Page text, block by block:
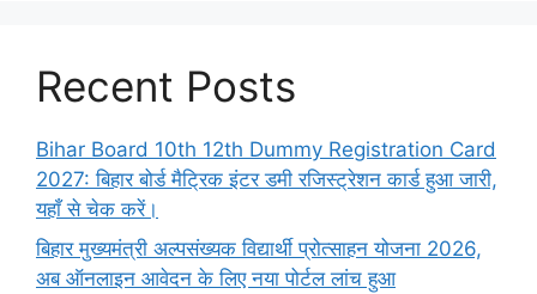
Recent Posts
Bihar Board 10th 12th Dummy Registration Card
2027: बिहार बोर्ड मैट्रिक इंटर डमी रजिस्ट्रेशन कार्ड हुआ जारी,
यहाँ से चेक करें।
बिहार मुख्यमंत्री अल्पसंख्यक विद्यार्थी प्रोत्साहन योजना 2026,
अब ऑनलाइन आवेदन के लिए नया पोर्टल लांच हुआ